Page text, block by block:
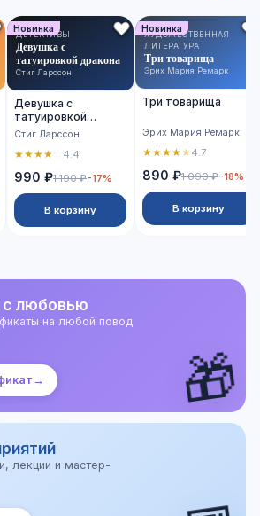
Новинка
ДЕТЕКТИВЫ
Девушка с
татуировкой дракона
Стиг Ларссон
Девушка с
татуировкой
дракона
Стиг Ларссон
★★★★ 4.4
990 ₽1 190 ₽-17%
В корзину
Новинка
ХУДОЖЕСТВЕННАЯ
ЛИТЕРАТУРА
Три товарища
Эрих Мария Ремарк
Три товарища
Эрих Мария Ремарк
★★★★★4.7
890 ₽1 090 ₽-18%
В корзину
с любовью
на любой повод
→ 🎁
лекции и мастер-